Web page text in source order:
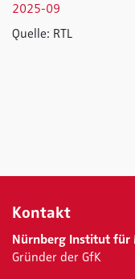
2025-09
Quelle: RTL
Kontakt
Nürnberg Institut für
Gründer der GfK